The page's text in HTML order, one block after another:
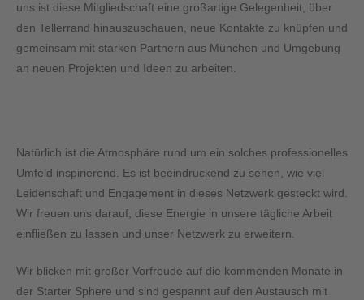
uns ist diese Mitgliedschaft eine großartige Gelegenheit, über
den Tellerrand hinauszuschauen, neue Kontakte zu knüpfen und
gemeinsam mit starken Partnern aus München und Umgebung
an neuen Projekten und Ideen zu arbeiten.
Natürlich ist die Atmosphäre rund um ein solches professionelles
Umfeld inspirierend. Es ist beeindruckend zu sehen, wie viel
Leidenschaft und Engagement in dieses Netzwerk gesteckt wird.
Wir freuen uns darauf, diese Energie in unsere tägliche Arbeit
einfließen zu lassen und unser Netzwerk zu erweitern.
Wir blicken mit großer Vorfreude auf die kommenden Monate in
der Starter Sphere und sind gespannt auf den Austausch mit